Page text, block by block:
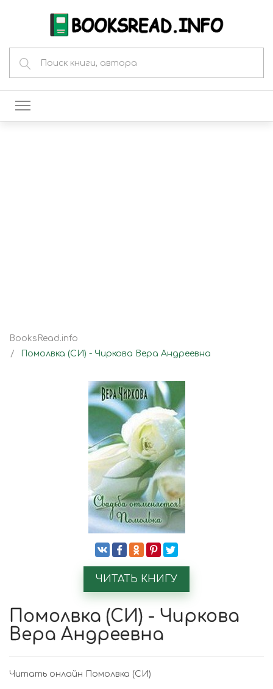
BooksRead.info
Помолвка (СИ) - Чиркова Вера Андреевна
ЧИТАТЬ КНИГУ
Помолвка (СИ) - Чиркова
Вера Андреевна
Читать онлайн Помолвка (СИ)